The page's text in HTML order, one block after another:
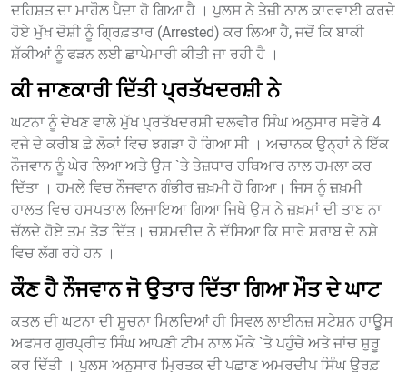
ਦਹਿਸ਼ਤ ਦਾ ਮਾਹੌਲ ਪੈਦਾ ਹੋ ਗਿਆ ਹੈ । ਪੁਲਸ ਨੇ ਤੇਜ਼ੀ ਨਾਲ ਕਾਰਵਾਈ ਕਰਦੇ
ਹੋਏ ਮੁੱਖ ਦੋਸ਼ੀ ਨੂੰ ਗ੍ਰਿਫ਼ਤਾਰ (Arrested) ਕਰ ਲਿਆ ਹੈ, ਜਦੋਂ ਕਿ ਬਾਕੀ
ਸ਼ੱਕੀਆਂ ਨੂੰ ਫੜਨ ਲਈ ਛਾਪੇਮਾਰੀ ਕੀਤੀ ਜਾ ਰਹੀ ਹੈ ।
ਕੀ ਜਾਣਕਾਰੀ ਦਿੱਤੀ ਪ੍ਰਤੱਖਦਰਸ਼ੀ ਨੇ
ਘਟਨਾ ਨੂੰ ਦੇਖਣ ਵਾਲੇ ਮੁੱਖ ਪ੍ਰਤੱਖਦਰਸ਼ੀ ਦਲਵੀਰ ਸਿੰਘ ਅਨੁਸਾਰ ਸਵੇਰੇ 4
ਵਜੇ ਦੇ ਕਰੀਬ ਛੇ ਲੋਕਾਂ ਵਿਚ ਝਗੜਾ ਹੋ ਗਿਆ ਸੀ । ਅਚਾਨਕ ਉਨ੍ਹਾਂ ਨੇ ਇੱਕ
ਨੌਜਵਾਨ ਨੂੰ ਘੇਰ ਲਿਆ ਅਤੇ ਉਸ `ਤੇ ਤੇਜ਼ਧਾਰ ਹਥਿਆਰ ਨਾਲ ਹਮਲਾ ਕਰ
ਦਿੱਤਾ । ਹਮਲੇ ਵਿਚ ਨੌਜਵਾਨ ਗੰਭੀਰ ਜ਼ਖ਼ਮੀ ਹੋ ਗਿਆ। ਜਿਸ ਨੂੰ ਜ਼ਖ਼ਮੀ
ਹਾਲਤ ਵਿਚ ਹਸਪਤਾਲ ਲਿਜਾਇਆ ਗਿਆ ਜਿਥੇ ਉਸ ਨੇ ਜ਼ਖ਼ਮਾਂ ਦੀ ਤਾਬ ਨਾ
ਚੱਲਦੇ ਹੋਏ ਤਮ ਤੋੜ ਦਿੱਤ। ਚਸ਼ਮਦੀਦ ਨੇ ਦੱਸਿਆ ਕਿ ਸਾਰੇ ਸ਼ਰਾਬ ਦੇ ਨਸ਼ੇ
ਵਿਚ ਲੱਗ ਰਹੇ ਹਨ ।
ਕੌਣ ਹੈ ਨੌਜਵਾਨ ਜੋ ਉਤਾਰ ਦਿੱਤਾ ਗਿਆ ਮੌਤ ਦੇ ਘਾਟ
ਕਤਲ ਦੀ ਘਟਨਾ ਦੀ ਸੂਚਨਾ ਮਿਲਦਿਆਂ ਹੀ ਸਿਵਲ ਲਾਈਨਜ਼ ਸਟੇਸ਼ਨ ਹਾਊਸ
ਅਫਸਰ ਗੁਰਪ੍ਰੀਤ ਸਿੰਘ ਆਪਣੀ ਟੀਮ ਨਾਲ ਮੌਕੇ `ਤੇ ਪਹੁੰਚੇ ਅਤੇ ਜਾਂਚ ਸ਼ੁਰੂ
ਕਰ ਦਿੱਤੀ । ਪੁਲਸ ਅਨੁਸਾਰ ਮ੍ਰਿਤਕ ਦੀ ਪਛਾਣ ਅਮਰਦੀਪ ਸਿੰਘ ਉਰਫ਼